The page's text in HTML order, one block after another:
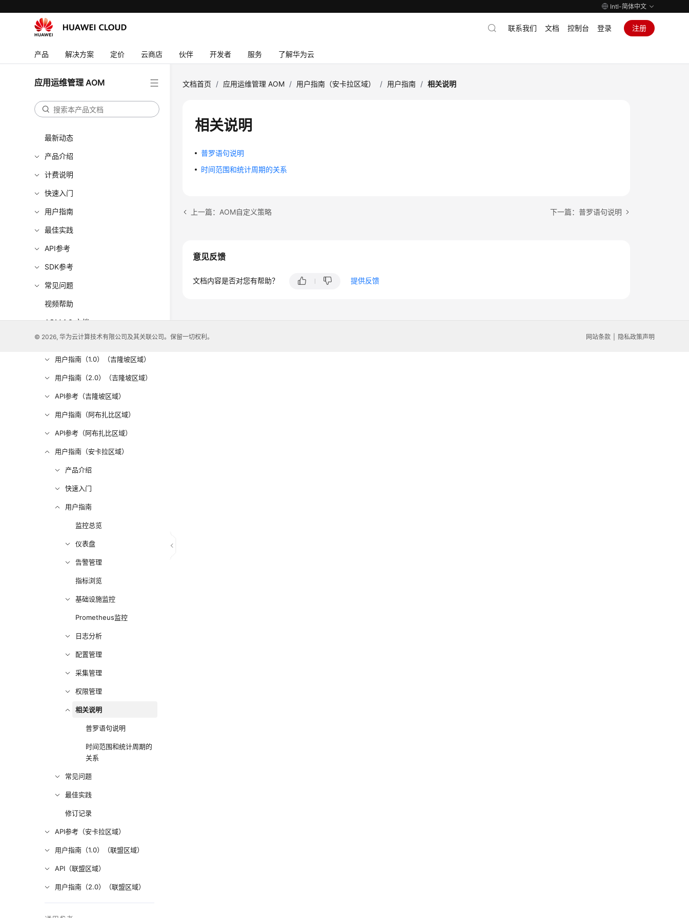
Intl-简体中文
产品 解决方案 定价 云商店 伙伴 开发者 服务 了解华为云
联系我们 文档 控制台 登录 注册
应用运维管理 AOM
最新动态
产品介绍
计费说明
快速入门
用户指南
最佳实践
API参考
SDK参考
常见问题
视频帮助
AOM 1.0 文档
更多文档
用户指南（1.0）（吉隆坡区域）
用户指南（2.0）（吉隆坡区域）
API参考（吉隆坡区域）
用户指南（阿布扎比区域）
API参考（阿布扎比区域）
用户指南（安卡拉区域）
产品介绍
快速入门
用户指南
监控总览
仪表盘
告警管理
指标浏览
基础设施监控
Prometheus监控
日志分析
配置管理
采集管理
权限管理
相关说明
普罗语句说明
时间范围和统计周期的
关系
常见问题
最佳实践
修订记录
API参考（安卡拉区域）
用户指南（1.0）（联盟区域）
API（联盟区域）
用户指南（2.0）（联盟区域）
文档首页 / 应用运维管理 AOM / 用户指南（安卡拉区域） / 用户指南 / 相关说明
相关说明
普罗语句说明
时间范围和统计周期的关系
上一篇：AOM自定义策略 下一篇：普罗语句说明
意见反馈
文档内容是否对您有帮助？ 提供反馈
© 2026, 华为云计算技术有限公司及其关联公司。保留一切权利。 网站条款 隐私政策声明